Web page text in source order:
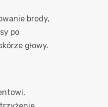
brody,
po
głowy.